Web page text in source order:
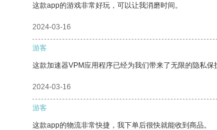
这款app的游戏非常好玩，可以让我消磨时间。
2024-03-16
游客
这款加速器VPM应用程序已经为我们带来了无限的隐私保
2024-03-16
游客
这款app的物流非常快捷，我下单后很快就能收到商品。